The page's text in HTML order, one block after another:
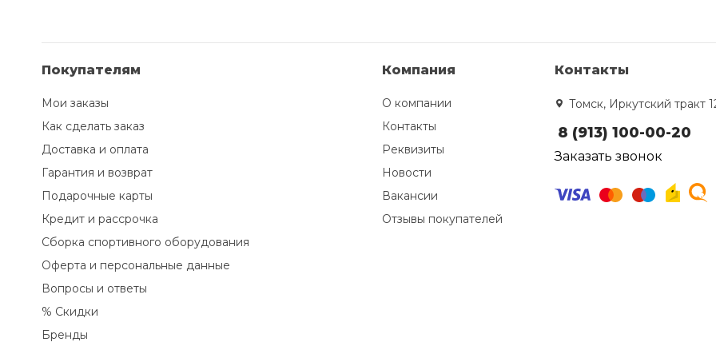
Покупателям
Мои заказы
Как сделать заказ
Доставка и оплата
Гарантия и возврат
Подарочные карты
Кредит и рассрочка
Сборка спортивного оборудования
Оферта и персональные данные
Вопросы и ответы
% Скидки
Бренды
Компания
О компании
Контакты
Реквизиты
Новости
Вакансии
Отзывы покупателей
Контакты
Томск, Иркутский тракт
8 (913) 100-00-20
Заказать звонок